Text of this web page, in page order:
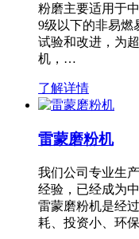
粉磨主要适用于
9级以下的非易燃
试验和改进，为
机，…
了解详情
雷蒙磨粉机
我们公司专业生
经验，已经成为
雷蒙磨粉机是经
耗、投资小、环